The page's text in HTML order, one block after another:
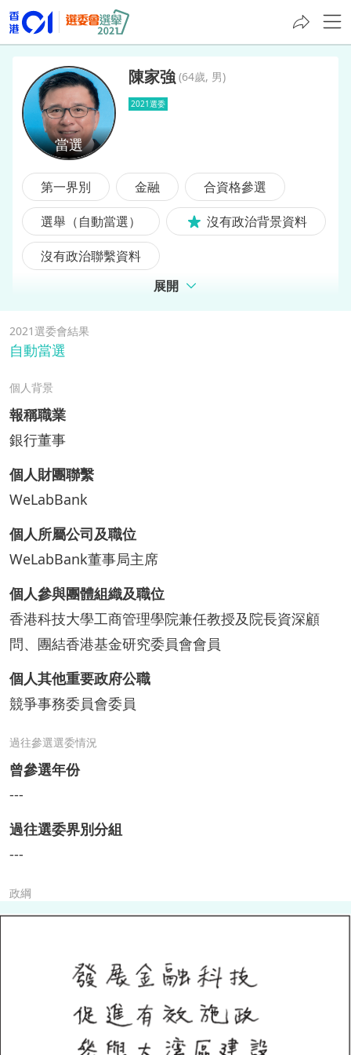
陳家強
陳家強 (64歲, 男)
2021選委
第一界別 金融
合資格參選
選舉（自動當選）
沒有政治背景資料
沒有政治聯繫資料
展開
2021選委會結果
自動當選
個人背景
報稱職業
銀行董事
個人財團聯繫
WeLabBank
個人所屬公司及職位
WeLabBank董事局主席
個人參與團體組織及職位
香港科技大學工商管理學院兼任教授及院長資深顧
問、團結香港基金研究委員會會員
個人其他重要政府公職
競爭事務委員會委員
過往參選選委情況
曾參選年份
---
過往選委界別分組
---
政綱